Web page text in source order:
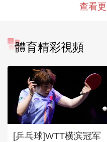
查看
體育精彩視頻
[乒乓球]WTT横滨冠军